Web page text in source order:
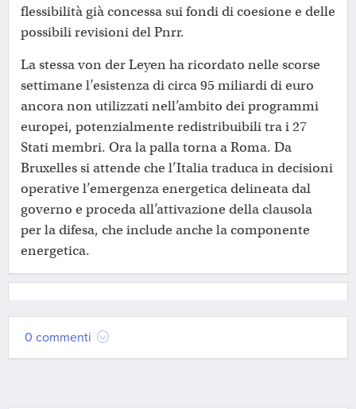
flessibilità già concessa sui fondi di coesione e delle
possibili revisioni del Pnrr.
La stessa von der Leyen ha ricordato nelle scorse
settimane l’esistenza di circa 95 miliardi di euro
ancora non utilizzati nell’ambito dei programmi
europei, potenzialmente redistribuibili tra i 27
Stati membri. Ora la palla torna a Roma. Da
Bruxelles si attende che l’Italia traduca in decisioni
operative l’emergenza energetica delineata dal
governo e proceda all’attivazione della clausola
per la difesa, che include anche la componente
energetica.
0 commenti